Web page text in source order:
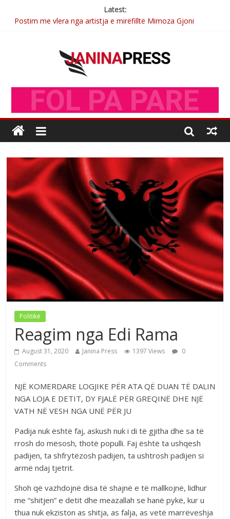
Latest:
Postim me vlera nga artistja e mirëfilltë Mimoza Gjoni
Brahim Çekaj njē veprimtar i respektuar i çeshtjës kombëtare
Sulm , pse të dua ty
Politikë
Reagim nga Edi Rama
August 31, 2020 Janina Press 1397 Views
0
Comments
NJË KOMERDARE LOGJIKE PËR ATA QË DUAN TË DALIN
NGA LOJA E DETIT, DY FJALË PËR GREQINË DHE NJË
VATH NË VESH NGA UNË PËR JU
Padija nuk është faj, askush nuk i di të gjitha dhe sa të
rrosh do mësosh, thotë populli. Faj është ta ushqesh
padijen, ta shfrytëzosh padijen, ta ushtrosh padijen si
armë ndaj tjetrit.
Shoh që vazhdojnë disa të shajnë e të mallkojnë, lidhur
me “shitjen” e detit dhe meazallah se hanë pykë, kur u
thua nuk ekziston as shitja, as falja, as vetë marrëveshja